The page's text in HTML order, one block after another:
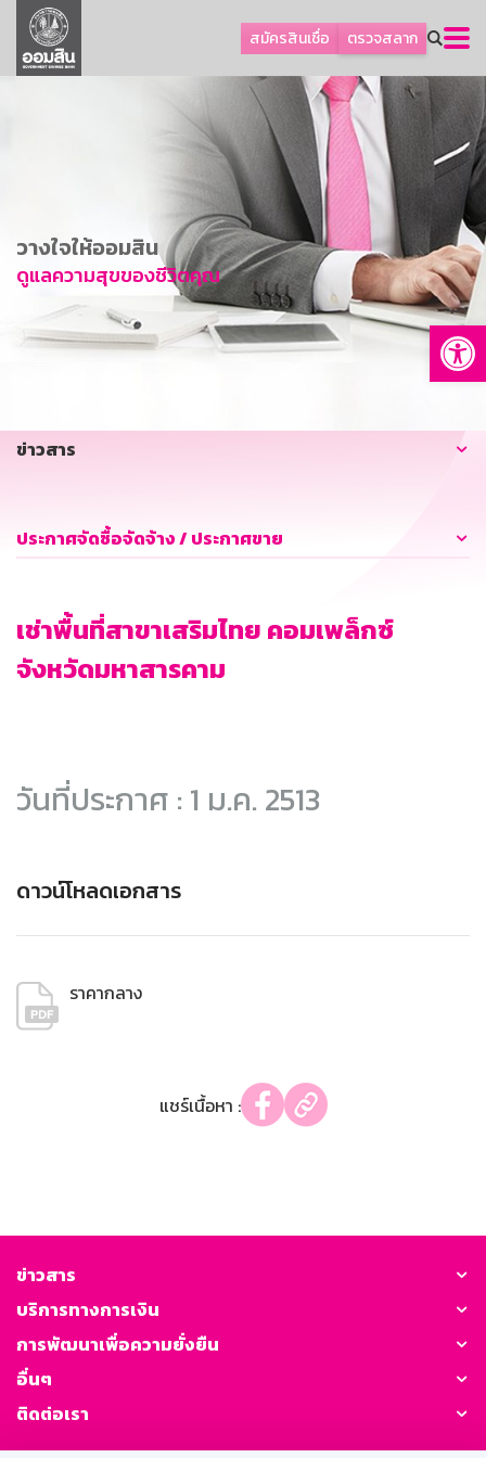
สมัครสินเชื่อ ตรวจสลาก
ลูกค้าธุรกิจ
ลูกค้าผู้ประกอบรายย่อย
การพัฒนาที่ยั่งยืน
ข่าวสาร
บริการทางการเงิน
อื่นๆ
วางใจให้ออมสิน
ดูแลความสุขของชีวิตคุณ
ข่าวสาร
ประกาศจัดซื้อจัดจ้าง / ประกาศขาย
เช่าพื้นที่สาขาเสริมไทย คอมเพล็กซ์
จังหวัดมหาสารคาม
วันที่ประกาศ : 1 ม.ค. 2513
ดาวน์โหลดเอกสาร
ราคากลาง
แชร์เนื้อหา :
ข่าวสาร
บริการทางการเงิน
การพัฒนาเพื่อความยั่งยืน
อื่นๆ
ติดต่อเรา